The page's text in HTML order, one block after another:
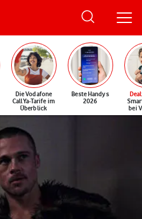
Die Vodafone
CallYa-Tarife im
Überblick
Beste Handys
2026
Deal
bei